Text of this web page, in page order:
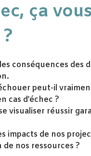
ça vous
conséquences des
peut-il
cas d’échec ?
visualiser réussir
impacts de nos
de nos ressources ?